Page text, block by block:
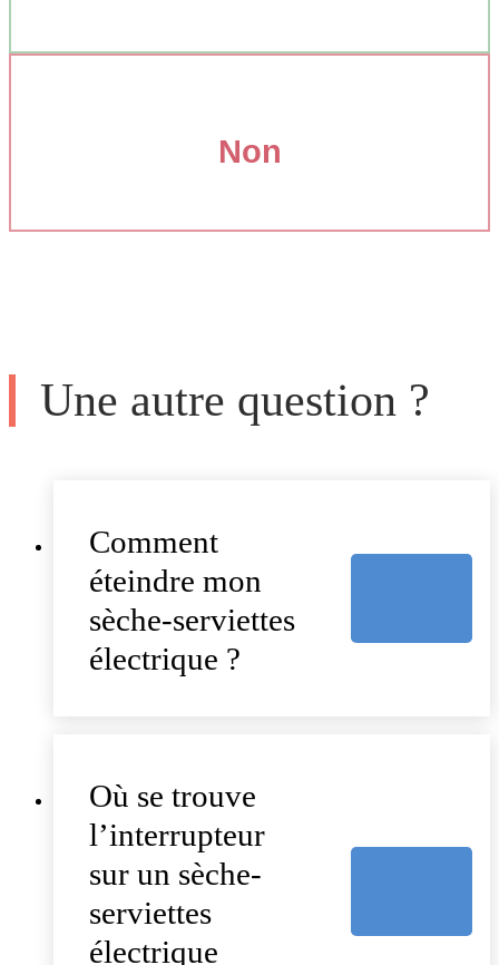
Non
Une autre question ?
Comment
éteindre mon
sèche-serviettes
électrique ?
Où se trouve
l’interrupteur
sur un sèche-
serviettes
électrique